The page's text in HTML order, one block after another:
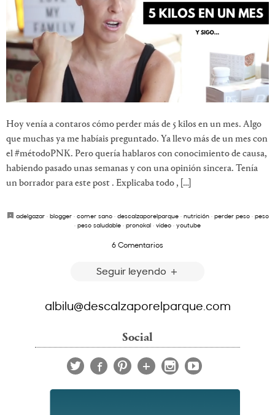
Hoy venía a contaros cómo perder más de 5 kilos en un mes. Algo
que muchas ya me habíais preguntado. Ya llevo más de un mes con
el #métodoPNK. Pero quería hablaros con conocimiento de causa,
habiendo pasado unas semanas y con una opinión sincera. Tenía
un borrador para este post . Explicaba todo , […]
adelgazar· blogger· comer sano· descalzaporelparque· nutrición· perder peso· peso
· peso saludable · pronokal · video · youtube
6 Comentarios
Seguir leyendo
albilu@descalzaporelparque.com
Social